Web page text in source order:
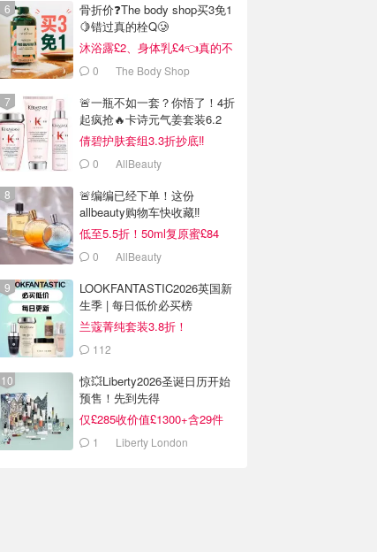
骨折价❓The body shop买3免1
🍋错过真的栓Q🥲
沐浴露£2、身体乳£4👈真的不
戳我看看吗❓
0 The Body Shop
🚨一瓶不如一套？你悟了！4折
起疯抢🔥卡诗元气姜套装6.2
折‼️
倩碧护肤套组3.3折抄底‼️
0 AllBeauty
🚨编编已经下单！这份
allbeauty购物车快收藏‼️
低至5.5折！50ml复原蜜£84
0 AllBeauty
LOOKFANTASTIC2026英国新
生季 | 每日低价必买榜
兰蔻菁纯套装3.8折！
112
惊💥Liberty2026圣诞日历开始
预售！先到先得
仅£285收价值£1300+含29件
1 Liberty London